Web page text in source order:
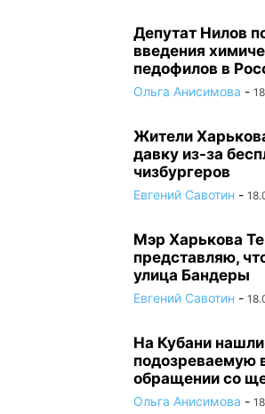
Депутат Нилов
введения
педофилов в
Ольга Анисимова -
Жители
давку из-за
чизбургеров
Евгений Савотин -
Мэр Харькова
представляю,
улица Бандеры
Евгений Савотин -
На Кубани
подозреваемую
обращении со
Ольга Анисимова -